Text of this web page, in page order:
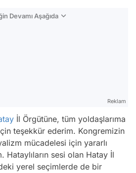
Devamı Aşağıda
Reklam
İl Örgütüne, tüm yoldaşlarıma
teşekkür ederim. Kongremizin
mücadelesi için yararlı
Hataylıların sesi olan Hatay İl
yerel seçimlerde de bir